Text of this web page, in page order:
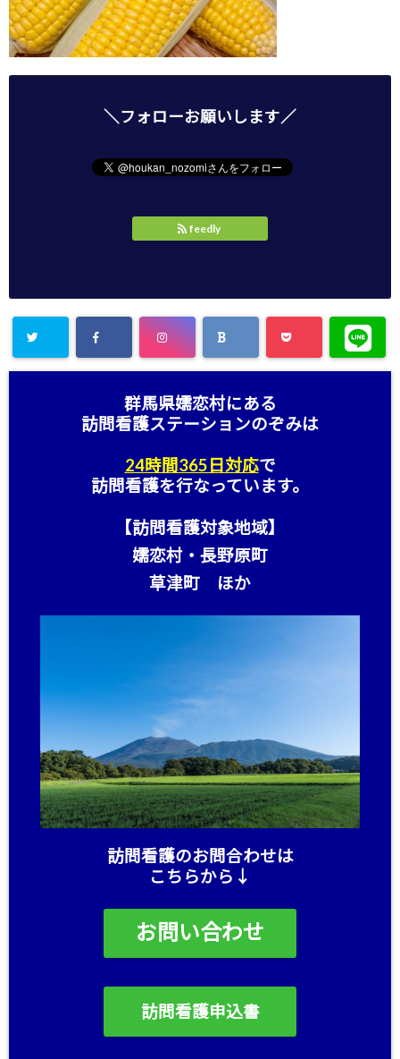
＼フォローお願いします／
feedly
群馬県嬬恋村にある
訪問看護ステーションのぞみは
24時間365日対応で
訪問看護を行なっています。
【訪問看護対象地域】
嬬恋村・長野原町
草津町 ほか
訪問看護のお問合わせは
こちらから↓
お問い合わせ
訪問看護申込書